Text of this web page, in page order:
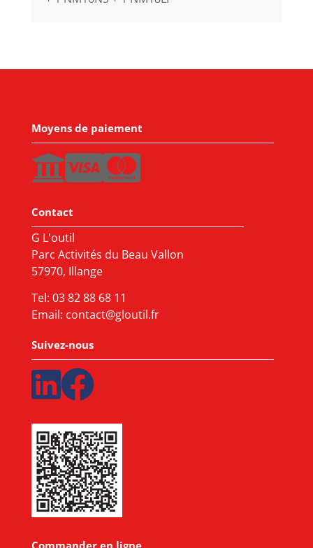
Moyens de paiement
Contact
G L'outil
Parc Activités du Beau Vallon
57970, Illange
Tel: 03 82 88 68 11
Email: contact@gloutil.fr
Suivez-nous
Commander en ligne